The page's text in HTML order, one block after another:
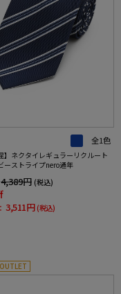
全1色
】ネクタイレギュラーリクルート
ーストライプnero通年
4,389円 (税込)
3,511円 (税込)
OUTLET